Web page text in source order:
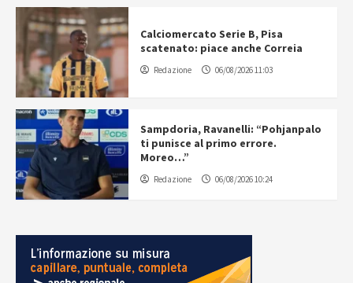
Calciomercato Serie B, Pisa
scatenato: piace anche Correia
Redazione 06/08/2026 11:03
Sampdoria, Ravanelli: “Pohjanpalo
ti punisce al primo errore.
Moreo…”
Redazione 06/08/2026 10:24